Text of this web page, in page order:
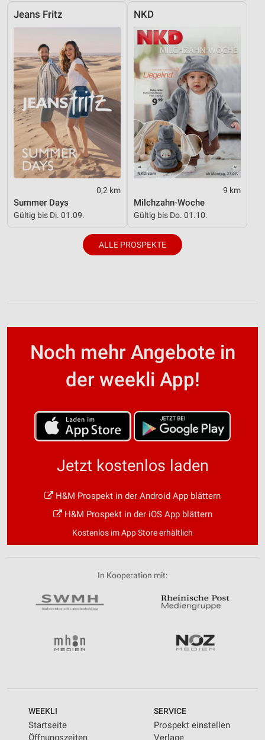
Jeans Fritz
0,2 km
Summer Days
Gültig bis Di. 01.09.
NKD
9 km
Milchzahn-Woche
Gültig bis Do. 01.10.
ALLE PROSPEKTE
Noch mehr Angebote in
der weekli App!
Jetzt kostenlos laden
H&M Prospekt in der Android App blättern
H&M Prospekt in der iOS App blättern
Kostenlos im App Store erhältlich
In Kooperation mit:
WEEKLI
Startseite
Öffnungszeiten
SERVICE
Prospekt einstellen
Verlage